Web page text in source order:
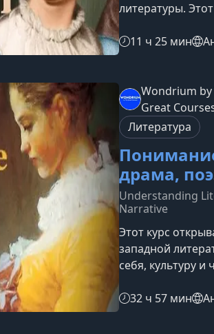
литературы.
реальные
помогает
окружение
Джейн
семье
сравнительно
11 ч 25 мин
Wondrium by
Great
Литература
драма,
Understanding
Narrative
Этот курс
западной
себя, культуру
поэзию и
литературу
произведения
32 ч 57 мин